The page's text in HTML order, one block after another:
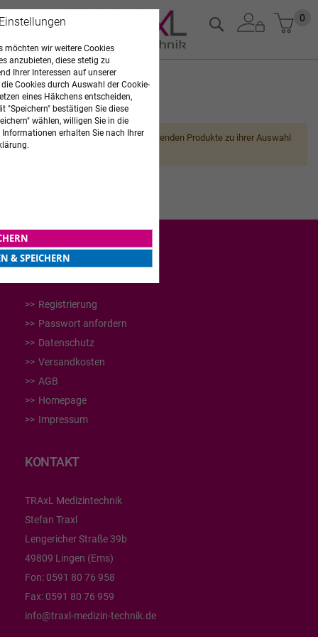
Zum
Inhalt
0
Suche
Leider können wir keine passenden Produkte zu ihrer Auswahl
ARZTBEDARF
WEITERES
Registrierung
Passwort anfordern
Datenschutz
Versandkosten
AGB
Homepage
Impressum
KONTAKT
TRAxL Medizintechnik
Stefan Traxl
Lengericher Straße 39b
49809 Lingen (Ems)
Fon: 0591 80 76 958
Fax: 0591 80 76 959
info@traxl-medizin-technik.de
möchten wir weitere Cookies
anzubieten, diese stetig zu
Ihrer Interessen auf unserer
Cookies durch Auswahl der Cookie-
eines Häkchens entscheiden,
"Speichern" bestätigen Sie diese
wählen, willigen Sie in die
erhalten Sie nach Ihrer
& SPEICHERN